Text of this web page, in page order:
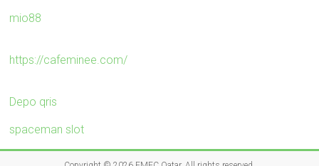
mio88
https://cafeminee.com/
Depo qris
spaceman slot